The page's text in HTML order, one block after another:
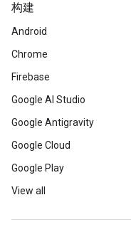
构建
Android
Chrome
Firebase
Google AI Studio
Google Antigravity
Google Cloud
Google Play
View all